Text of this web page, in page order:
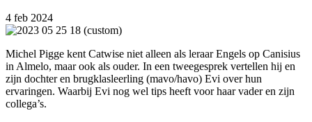
4 feb 2024
Michel Pigge kent Catwise niet alleen als leraar Engels op Canisius
in Almelo, maar ook als ouder. In een tweegesprek vertellen hij en
zijn dochter en brugklasleerling (mavo/havo) Evi over hun
ervaringen. Waarbij Evi nog wel tips heeft voor haar vader en zijn
collega’s.